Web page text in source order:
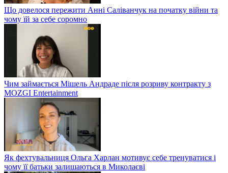
Що довелося пережити Анні Саліванчук на початку війни та
чому їй за себе соромно
Чим займається Мішель Андраде після розриву контракту з
MOZGI Entertainment
Як фехтувальниця Ольга Харлан мотивує себе тренуватися і
чому її батьки залишаються в Миколаєві